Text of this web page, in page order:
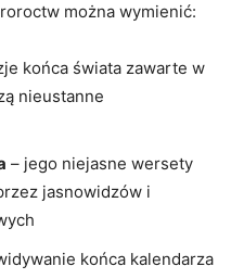
‍można wymienić:
końca świata‍ zawarte w
nieustanne
– jego ‍niejasne wersety
jasnowidzów i⁣
końca kalendarza